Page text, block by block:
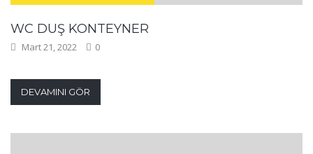
WC DUŞ KONTEYNER
Mart 21, 2022 0
DEVAMINI GÖR